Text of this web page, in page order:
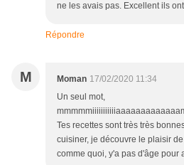
ne les avais pas. Excellent ils
Répondre
M Moman 17/02/2020 11:34
Un seul mot,
Tes recettes sont très très
cuisiner, je découvre le plaisir
comme quoi, y'a pas d'âge pour